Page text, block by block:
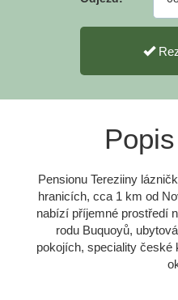
Pensionu Tereziiny
hranicích, cca 1 km od
nabízí příjemné prostředí
rodu Buquoyů,
pokojích, speciality české